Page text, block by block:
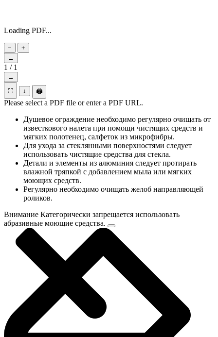
Loading PDF...
−
+
←
1 / 1
→
⛶
↓ 🖨
Please select a PDF file or enter a PDF URL.
Душевое ограждение необходимо регулярно очищать от
известкового налета при помощи чистящих средств и
мягких полотенец, салфеток из микрофибры.
Для ухода за стеклянными поверхностями следует
использовать чистящие средства для стекла.
Детали и элементы из алюминия следует протирать
влажной тряпкой с добавлением мыла или мягких
моющих средств.
Регулярно необходимо очищать желоб направляющей
роликов.
Внимание Категорически запрещается использовать
абразивные моющие средства.